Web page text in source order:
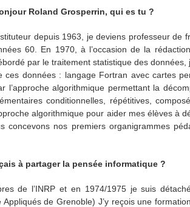
Roland Grosperrin, qui es tu ?
depuis 1963, je deviens professeur de
60. En 1970, à l’occasion de la
par le traitement statistique des données,
ces données : langage Fortran avec cartes
l’approche algorithmique permettant la
conditionnelles, répétitives,
algorithmique pour aider mes élèves à
nos premiers organigrammes
à partager la pensée informatique ?
de l’INRP et en 1974/1975 je suis
de Grenoble) J’y reçois une